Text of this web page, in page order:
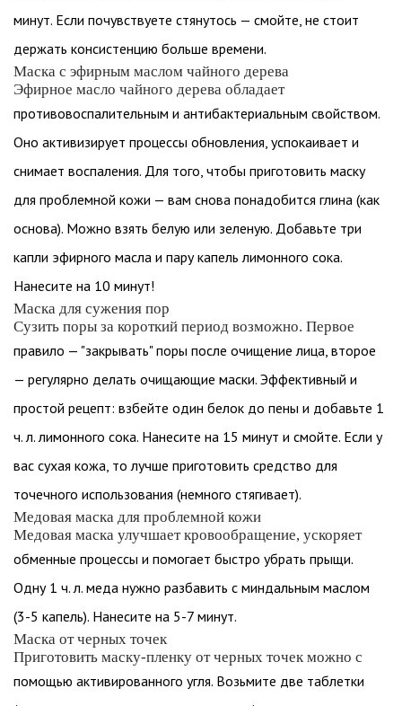
минут. Если почувствуете стянутось — смойте, не стоит
держать консистенцию больше времени.
Маска с эфирным маслом чайного дерева
Эфирное масло чайного дерева обладает
противовоспалительным и антибактериальным свойством.
Оно активизирует процессы обновления, успокаивает и
снимает воспаления. Для того, чтобы приготовить маску
для проблемной кожи — вам снова понадобится глина (как
основа). Можно взять белую или зеленую. Добавьте три
капли эфирного масла и пару капель лимонного сока.
Нанесите на 10 минут!
Маска для сужения пор
Сузить поры за короткий период возможно. Первое
правило — "закрывать" поры после очищение лица, второе
— регулярно делать очищающие маски. Эффективный и
простой рецепт: взбейте один белок до пены и добавьте 1
ч. л. лимонного сока. Нанесите на 15 минут и смойте. Если у
вас сухая кожа, то лучше приготовить средство для
точечного использования (немного стягивает).
Медовая маска для проблемной кожи
Медовая маска улучшает кровообращение, ускоряет
обменные процессы и помогает быстро убрать прыщи.
Одну 1 ч. л. меда нужно разбавить с миндальным маслом
(3-5 капель). Нанесите на 5-7 минут.
Маска от черных точек
Приготовить маску-пленку от черных точек можно с
помощью активированного угля. Возьмите две таблетки